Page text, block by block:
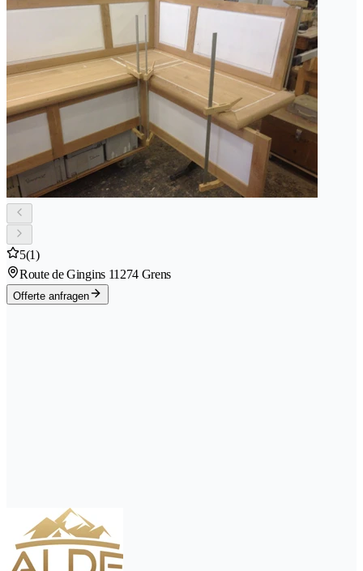
5(1)
Route de Gingins 11274 Grens
Offerte anfragen